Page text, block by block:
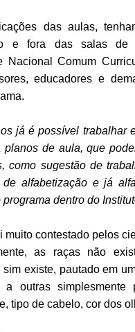
das aulas,
e fora das salas
Nacional Comum
educadores e
já é possível trabalhar
planos de aula, que
como sugestão de
alfabetização e já
dentro do
muito contestado pelos
as raças não
existe, pautado em
a outras simplesmente
tipo de cabelo, cor dos